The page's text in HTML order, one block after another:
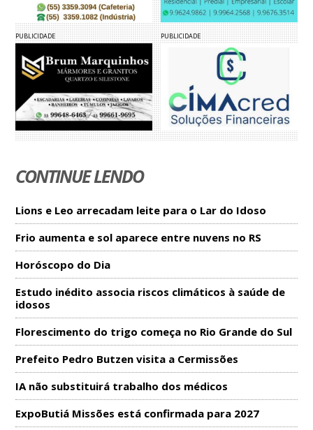
PUBLICIDADE PUBLICIDADE
CONTINUE LENDO
Lions e Leo arrecadam leite para o Lar do Idoso
Frio aumenta e sol aparece entre nuvens no RS
Horóscopo do Dia
Estudo inédito associa riscos climáticos à saúde de
idosos
Florescimento do trigo começa no Rio Grande do Sul
Prefeito Pedro Butzen visita a Cermissões
IA não substituirá trabalho dos médicos
ExpoButiá Missões está confirmada para 2027